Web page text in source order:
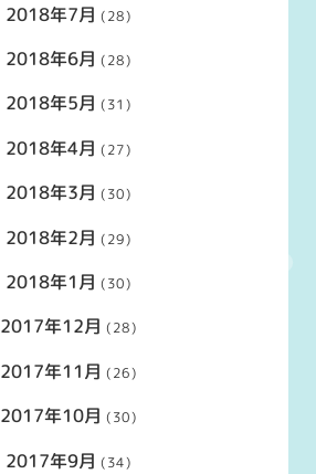
2018年7月 (28)
2018年6月 (28)
2018年5月 (31)
2018年4月 (27)
2018年3月 (30)
2018年2月 (29)
2018年1月 (30)
2017年12月 (28)
2017年11月 (26)
2017年10月 (30)
2017年9月 (34)